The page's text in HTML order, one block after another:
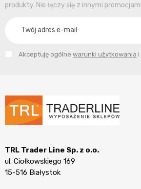
produkty. Nie łączy się z innymi
Akceptuję ogólne warunki użytkowania i
TRL Trader Line Sp. z o.o.
ul. Ciołkowskiego 169
15-516 Białystok